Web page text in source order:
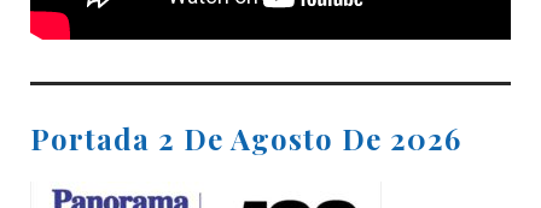
Portada 2 De Agosto De 2026